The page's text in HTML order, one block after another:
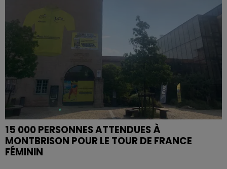
15 000 PERSONNES ATTENDUES À
MONTBRISON POUR LE TOUR DE FRANCE
FÉMININ